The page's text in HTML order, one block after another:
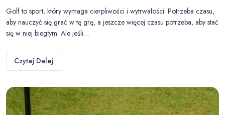
Golf to sport, który wymaga cierpliwości i wytrwałości. Potrzeba czasu,
aby nauczyć się grać w tę grę, a jeszcze więcej czasu potrzeba, aby stać
się w niej biegłym. Ale jeśli…
Czytaj Dalej